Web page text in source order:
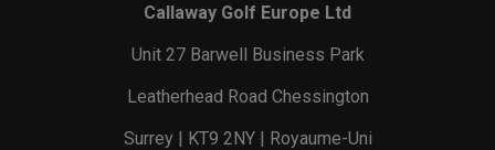
Callaway Golf Europe Ltd
Unit 27 Barwell Business Park
Leatherhead Road Chessington
Surrey | KT9 2NY | Royaume-Uni